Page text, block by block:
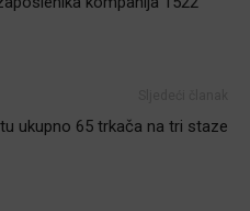
ukupno 65 trkača na tri staze